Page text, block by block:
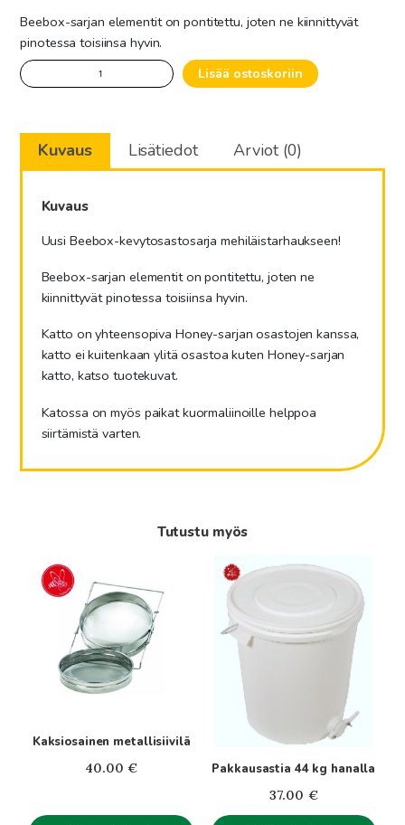
Beebox-sarjan elementit on pontitettu, joten ne kiinnittyvät
pinotessa toisiinsa hyvin.
Katto
-
määrä
Lisää ostoskoriin
Kuvaus Lisätiedot Arviot (0)
Kuvaus
Uusi Beebox-kevytosastosarja mehiläistarhaukseen!
Beebox-sarjan elementit on pontitettu, joten ne
kiinnittyvät pinotessa toisiinsa hyvin.
Katto on yhteensopiva Honey-sarjan osastojen kanssa,
katto ei kuitenkaan ylitä osastoa kuten Honey-sarjan
katto, katso tuotekuvat.
Katossa on myös paikat kuormaliinoille helppoa
siirtämistä varten.
Tutustu myös
Kaksiosainen metallisiivilä
40.00 €
Pakkausastia 44 kg hanalla
37.00 €